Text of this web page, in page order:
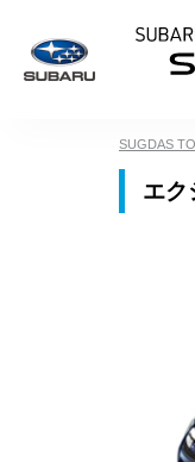
SUGDAS
エ